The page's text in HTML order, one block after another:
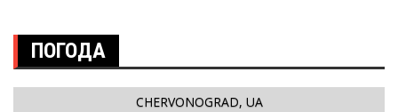
ПОГОДА
CHERVONOGRAD, UA